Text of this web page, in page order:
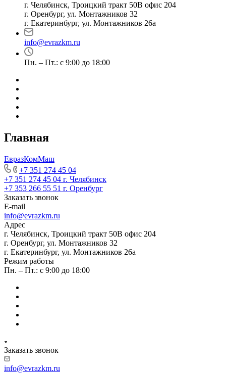
г. Челябинск, Троицкий тракт 50В офис 204
г. Оренбург, ул. Монтажников 32
г. Екатеринбург, ул. Монтажников 26а
info@evrazkm.ru
Пн. – Пт.: с 9:00 до 18:00
Главная
ЕвразКомМаш
+7 351 274 45 04
+7 351 274 45 04 г. Челябинск
+7 353 266 55 51 г. Оренбург
Заказать звонок
E-mail
info@evrazkm.ru
Адрес
г. Челябинск, Троицкий тракт 50В офис 204
г. Оренбург, ул. Монтажников 32
г. Екатеринбург, ул. Монтажников 26а
Режим работы
Пн. – Пт.: с 9:00 до 18:00
Заказать звонок
info@evrazkm.ru